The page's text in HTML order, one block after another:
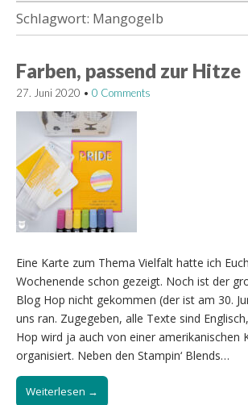
Schlagwort: Mangogelb
Farben, passend zur Hitze
27. Juni 2020 • 0 Comments
Eine Karte zum Thema Vielfalt hatte ich
Wochenende schon gezeigt. Noch ist der
Blog Hop nicht gekommen (der ist am 30.
uns ran. Zugegeben, alle Texte sind
Hop wird ja auch von einer amerikanischen
organisiert. Neben den Stampin‘ Blends…
Weiterlesen →